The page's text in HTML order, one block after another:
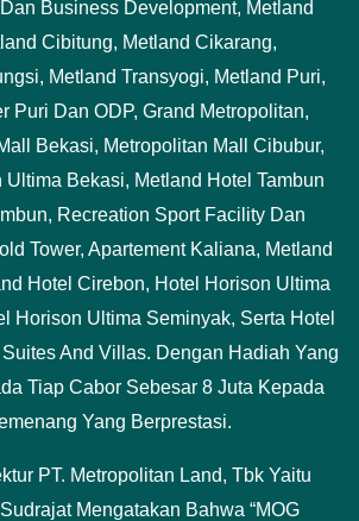
Business Development, Metland
Cibitung, Metland Cikarang,
Metland Transyogi, Metland Puri,
Puri Dan ODP, Grand Metropolitan,
Bekasi, Metropolitan Mall Cibubur,
Ultima Bekasi, Metland Hotel Tambun
Recreation Sport Facility Dan
Tower, Apartement Kaliana, Metland
Hotel Cirebon, Hotel Horison Ultima
Horison Ultima Seminyak, Serta Hotel
And Villas. Dengan Hadiah Yang
Tiap Cabor Sebesar 8 Juta Kepada
Yang Berprestasi.
PT. Metropolitan Land, Tbk Yaitu
Mengatakan Bahwa “MOG